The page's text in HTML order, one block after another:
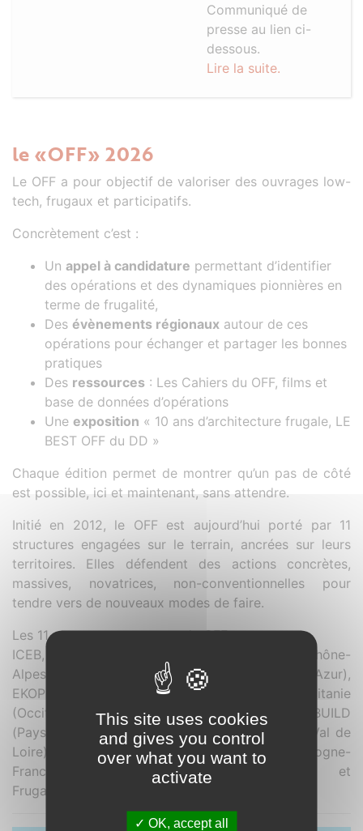
Communiqué de
presse au lien ci-
dessous.
Lire la suite.
le «OFF» 2026
Le OFF a pour objectif de valoriser des ouvrages low-
tech, frugaux et participatifs.
Concrètement c’est :
Un appel à candidature permettant d’identifier
des opérations et des dynamiques pionnières en
terme de frugalité,
Des évènements régionaux autour de ces
opérations pour échanger et partager les bonnes
pratiques
Des ressources : Les Cahiers du OFF, films et
base de données d’opérations
Une exposition « 10 ans d’architecture frugale, LE
BEST OFF du DD »
Chaque édition permet de montrer qu’un pas de côté
est possible, ici et maintenant, sans attendre.
Initié en 2012, le OFF est aujourd’hui porté par 11
structures engagées sur le terrain, ancrées sur leurs
territoires. Elles défendent des actions concrètes,
massives, novatrices, non-conventionnelles pour
tendre vers de nouveaux modes de faire.
Les 11 structures porteuses du OFF :
ICEB, Ville & Aménagement Durable (Auvergne-Rhône-
Alpes), EnvirobatBDM (Provence-Alpes-Côte d’Azur),
EKOPOLIS (Île-de-France), ENVIROBAT Occitanie
(Occitanie), Odéys (Nouvelle-Aquitaine), NOVABUILD
(Pays de la Loire), ENVIROBAT Centre (Centre-Val de
Loire), Batylab (Bretagne), Pôle énergie Bourgogne-
Franche-Comté (Bourgogne-Franche-Comté) et
Frugalité heureuse et créative.
This site uses cookies
and gives you control
over what you want to
activate
OK, accept all